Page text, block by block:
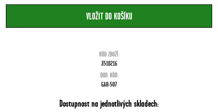
KÓD ZBOŽÍ:
3510216
DOD. KÓD:
GAR-507
Dostupnost na jednotlivých skladech: